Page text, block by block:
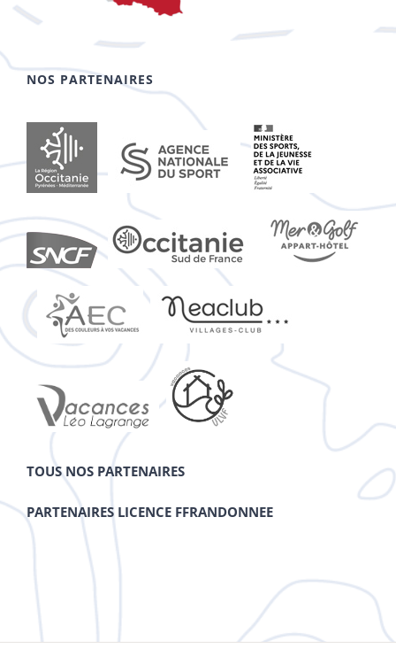
NOS PARTENAIRES
TOUS NOS PARTENAIRES
PARTENAIRES LICENCE FFRANDONNEE